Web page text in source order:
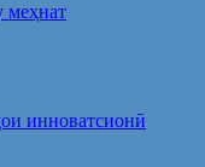
меҳнат
инноватсионӣ